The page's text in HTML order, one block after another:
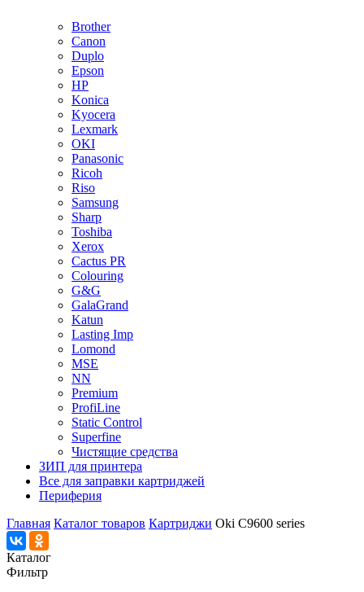
Brother
Canon
Duplo
Epson
HP
Konica
Kyocera
Lexmark
OKI
Panasonic
Ricoh
Riso
Samsung
Sharp
Toshiba
Xerox
Cactus PR
Colouring
G&G
GalaGrand
Katun
Lasting Imp
Lomond
MSE
NN
Premium
ProfiLine
Static Control
Superfine
Чистящие средства
ЗИП для принтера
Все для заправки картриджей
Периферия
Главная Каталог товаров Картриджи Oki C9600 series
Каталог
Фильтр